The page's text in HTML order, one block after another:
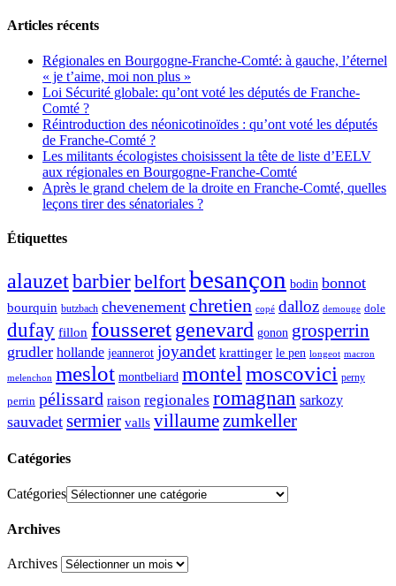
Articles récents
Régionales en Bourgogne-Franche-Comté: à gauche, l’éternel
« je t’aime, moi non plus »
Loi Sécurité globale: qu’ont voté les députés de Franche-
Comté ?
Réintroduction des néonicotinoïdes : qu’ont voté les députés
de Franche-Comté ?
Les militants écologistes choisissent la tête de liste d’EELV
aux régionales en Bourgogne-Franche-Comté
Après le grand chelem de la droite en Franche-Comté, quelles
leçons tirer des sénatoriales ?
Étiquettes
alauzetbarbierbelfortbesançon bodin bonnot
bourquin butzbach chevenement chretien copé dalloz demouge dole
dufay fillon fousseretgenevard gonon grosperrin
grudler hollande jeannerot joyandet krattinger le pen longeot macron
melenchon meslot montbeliard montel moscovici perny
perrin pélissard raison regionales romagnan sarkozy
sauvadet sermier valls villaumezumkeller
Catégories
Catégories
Archives
Archives